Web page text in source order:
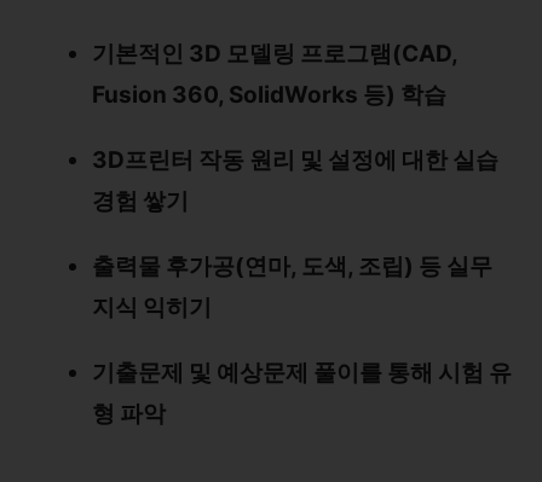
기본적인 3D 모델링 프로그램(CAD,
Fusion 360, SolidWorks 등) 학습
3D프린터 작동 원리 및 설정에 대한 실습
경험 쌓기
출력물 후가공(연마, 도색, 조립) 등 실무
지식 익히기
기출문제 및 예상문제 풀이를 통해 시험 유
형 파악